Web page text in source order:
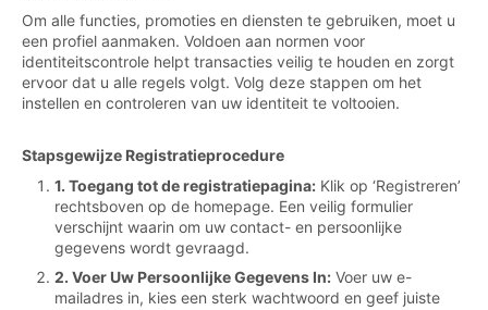
Om alle functies, promoties en diensten te gebruiken, moet u
een profiel aanmaken. Voldoen aan normen voor
identiteitscontrole helpt transacties veilig te houden en zorgt
ervoor dat u alle regels volgt. Volg deze stappen om het
instellen en controleren van uw identiteit te voltooien.
Stapsgewijze Registratieprocedure
1. Toegang tot de registratiepagina: Klik op ‘Registreren’
rechtsboven op de homepage. Een veilig formulier
verschijnt waarin om uw contact- en persoonlijke
gegevens wordt gevraagd.
2. Voer Uw Persoonlijke Gegevens In: Voer uw e-
mailadres in, kies een sterk wachtwoord en geef juiste